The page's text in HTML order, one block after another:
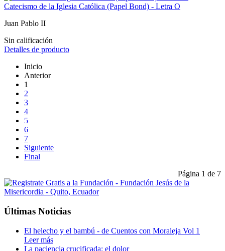
Catecismo de la Iglesia Católica (Papel Bond) - Letra O
Juan Pablo II
Sin calificación
Detalles de producto
Inicio
Anterior
1
2
3
4
5
6
7
Siguiente
Final
Página 1 de 7
Últimas Noticias
El helecho y el bambú - de Cuentos con Moraleja Vol 1
Leer más
La paciencia crucificada: el dolor